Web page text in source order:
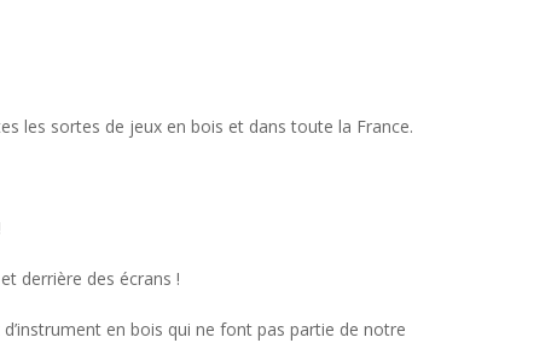
les sortes de jeux en bois et dans toute la France.
derrière des écrans !
en bois qui ne font pas partie de notre